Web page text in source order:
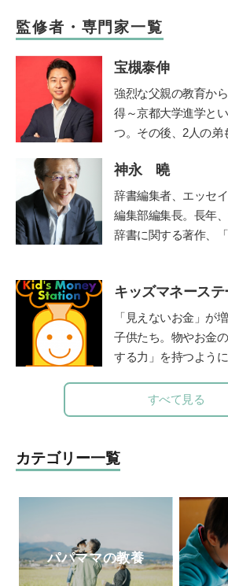
監修者・専門家一覧
宝槻泰伸
強烈な父親の教育か
得～京都大学進学と
つ。その後、2人の弟
す。大学卒業後、私
の指導経験を経て、
で「子どもの好奇心
テーマにした探究学
る。著書に『勉強嫌
子どもが勝手に学び
リー活用術』(PHP研
スゴイ授業:子どもの
べて 元素編』(方丈社)
高校も塾も通わせず
神永 曉
辞書編集者、エッセ
編集部編集長。長年
辞書に関する著作、
（時事通信社/角川ソ
に悩ましい国語辞典
『微妙におかしな日
十七年』（いずれも
選ぶ 美しい日本語
社）。監修に『こど
ル・マガジン社）。
ちゃんに叱られる』
しい国語辞典』（時
キッズマネース
「見えないお金」が
子供たち。物やお金
する力」を持つよう
や学校などを中心に
教育の授業や講演を行
nsenkyouiku.com/
すべて見る
カテゴリー一覧
パパママの教養